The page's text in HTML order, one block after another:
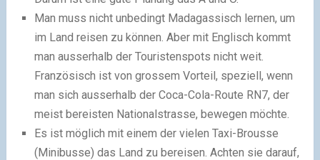
Man muss nicht unbedingt Madagassisch lernen, um
im Land reisen zu können. Aber mit Englisch kommt
man ausserhalb der Touristenspots nicht weit.
Französisch ist von grossem Vorteil, speziell, wenn
man sich ausserhalb der Coca-Cola-Route RN7, der
meist bereisten Nationalstrasse, bewegen möchte.
Es ist möglich mit einem der vielen Taxi-Brousse
(Minibusse) das Land zu bereisen. Achten sie darauf,